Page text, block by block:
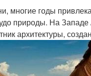
многие годы
природы. На Западе
архитектуры,